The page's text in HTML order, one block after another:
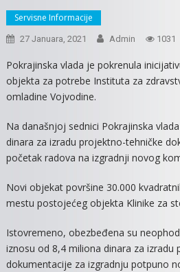
Servisne Informacije
27 Januara, 2021 Admin 1031
Pokrajinska vlada je pokrenula
objekta za potrebe Instituta za
omladine Vojvodine.
Na današnjoj sednici Pokrajinska
dinara za izradu projektno-tehničke
početak radova na izgradnji novog
Novi objekat površine 30.000
mestu postojećeg objekta Klinike za
Istovremeno, obezbeđena su
iznosu od 8,4 miliona dinara za izradu
dokumentacije za izgradnju potpuno